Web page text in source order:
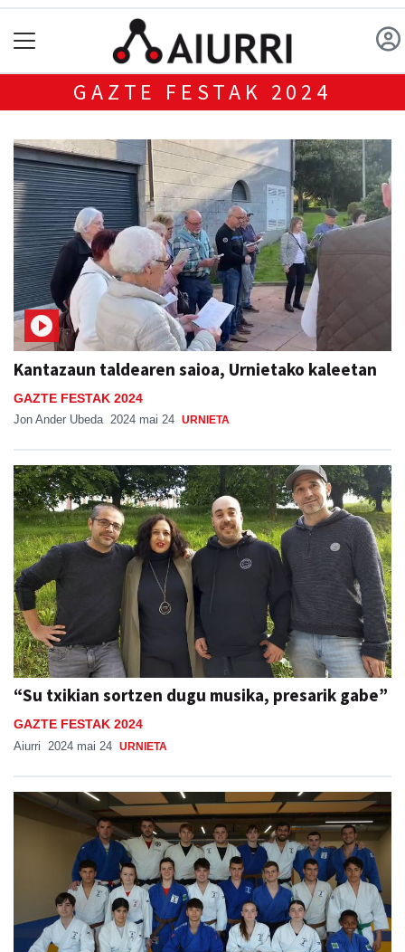
GAZTE FESTAK 2024
Kantazaun taldearen saioa, Urnietako kaleetan
GAZTE FESTAK 2024
Jon Ander Ubeda 2024 mai 24 URNIETA
“Su txikian sortzen dugu musika, presarik gabe”
GAZTE FESTAK 2024
Aiurri 2024 mai 24 URNIETA